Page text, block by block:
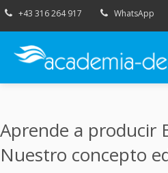
+43 316 264 917 WhatsApp
Aprende a producir
Nuestro concepto